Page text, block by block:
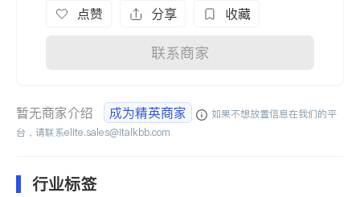
点赞 分享 收藏
联系商家
暂无商家介绍 成为精英商家
如果不想放置信息在我们的平
台，请联系elite.sales@italkbb.com
行业标签